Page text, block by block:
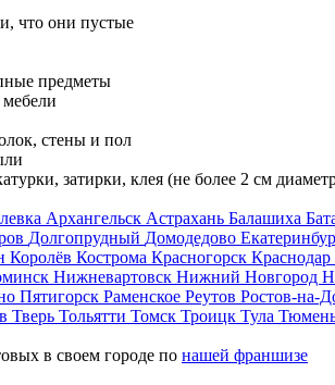
что они пустые
предметы
стены и пол
затирки, клея (не более 2 см
Архангельск Астрахань Балашиха
Долгопрудный Домодедово
Королёв Кострома Красногорск Краснодар
Нижневартовск Нижний Новгород
Пятигорск Раменское Реутов Ростов-на-
Тверь Тольятти Томск Троицк Тула
в своем городе по нашей франшизе